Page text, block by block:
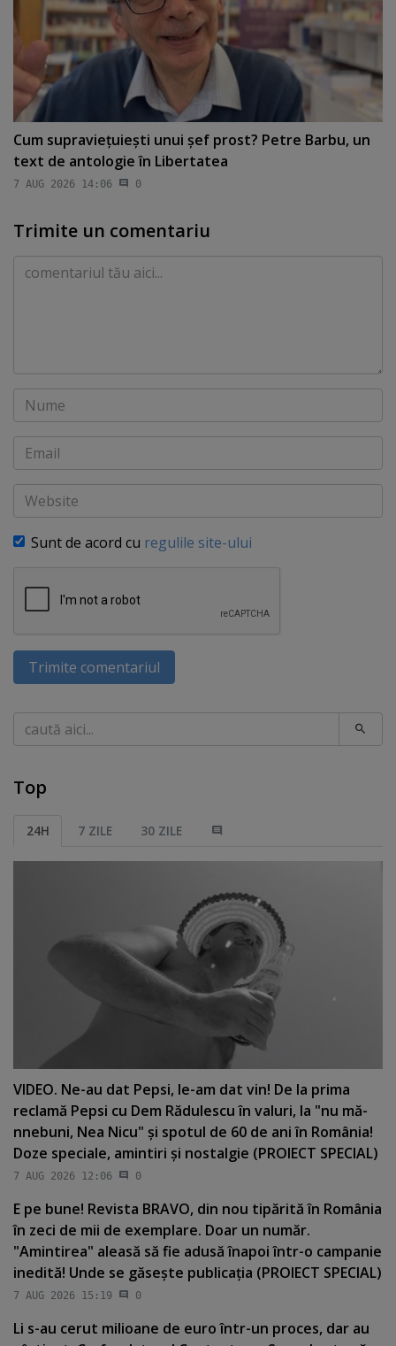
Cum supravieţuieşti unui şef prost? Petre Barbu, un
text de antologie în Libertatea
7 AUG 2026 14:06 0
Trimite un comentariu
Comentariu
Nume
Email
Website
Sunt de acord cu regulile site-ului
Trimite comentariul
Caută
Top
24H 7 ZILE 30 ZILE
VIDEO. Ne-au dat Pepsi, le-am dat vin! De la prima
reclamă Pepsi cu Dem Rădulescu în valuri, la "nu mă-
nnebuni, Nea Nicu" şi spotul de 60 de ani în România!
Doze speciale, amintiri şi nostalgie (PROIECT SPECIAL)
7 AUG 2026 12:06 0
E pe bune! Revista BRAVO, din nou tipărită în România
în zeci de mii de exemplare. Doar un număr.
"Amintirea" aleasă să fie adusă înapoi într-o campanie
inedită! Unde se găseşte publicaţia (PROIECT SPECIAL)
7 AUG 2026 15:19 0
Li s-au cerut milioane de euro într-un proces, dar au